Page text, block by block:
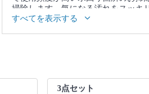
掃除します。気になる汚れをスッキ
かな空間を取り戻しませんか。
▼表示価格に含まれる水回りクリー
3点セット：キッチン / 換気扇 / お風
キッチン / 換気扇 ※それぞれの「共
すべてを表示する
3点セット